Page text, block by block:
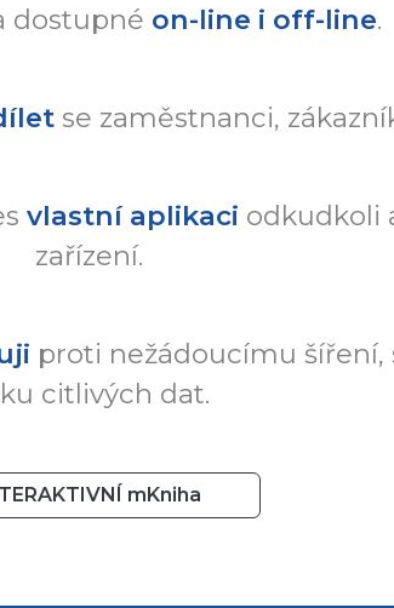
dostupné on-line i off-line.
se zaměstnanci,
vlastní aplikaci odkudkoli
zařízení.
proti nežádoucímu šíření,
citlivých dat.
mKniha